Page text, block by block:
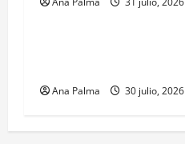
MEXICO
Ana Palma 30 julio, 2026